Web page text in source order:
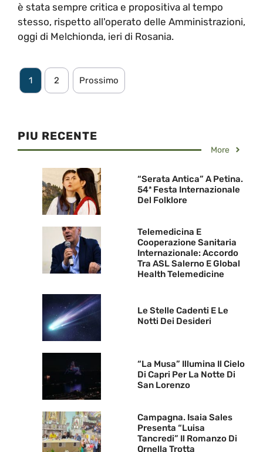
è stata sempre critica e propositiva al tempo
stesso, rispetto all'operato delle Amministrazioni,
oggi di Melchionda, ieri di Rosania.
1 2 Prossimo
PIU RECENTE
More
“Serata Antica” A Petina.
54ª Festa Internazionale
Del Folklore
Telemedicina E
Cooperazione Sanitaria
Internazionale: Accordo
Tra ASL Salerno E Global
Health Telemedicine
Le Stelle Cadenti E Le
Notti Dei Desideri
“La Musa” Illumina Il Cielo
Di Capri Per La Notte Di
San Lorenzo
Campagna. Isaia Sales
Presenta “Luisa
Tancredi” Il Romanzo Di
Ornella Trotta